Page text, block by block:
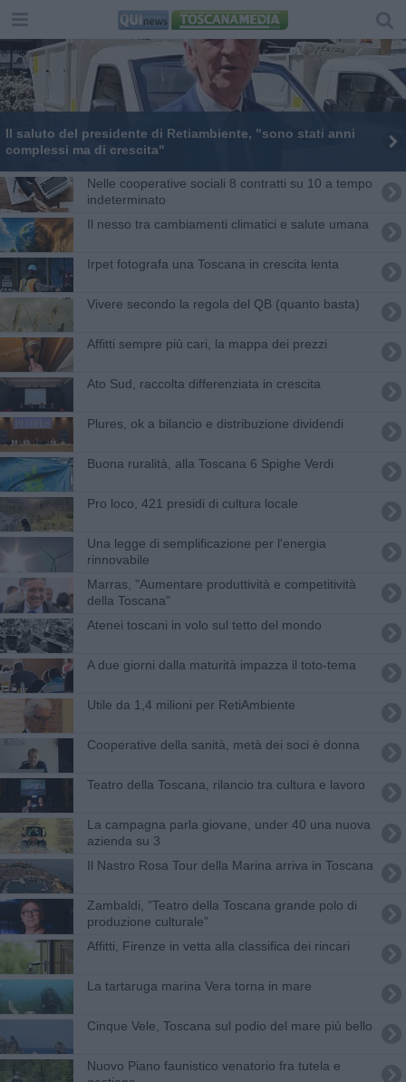
Il saluto del presidente di Retiambiente, "sono stati anni
complessi ma di crescita"
Nelle cooperative sociali 8 contratti su 10 a tempo
indeterminato
Il nesso tra cambiamenti climatici e salute umana
Irpet fotografa una Toscana in crescita lenta
​Vivere secondo la regola del QB (quanto basta)
Affitti sempre più cari, la mappa dei prezzi
Ato Sud, raccolta differenziata in crescita
Plures, ok a bilancio e distribuzione dividendi
Buona ruralità, alla Toscana 6 Spighe Verdi
Pro loco, 421 presidi di cultura locale
Una legge di semplificazione per l'energia
rinnovabile
Marras, "Aumentare produttività e competitività
della Toscana"
Atenei toscani in volo sul tetto del mondo
A due giorni dalla maturità impazza il toto-tema
Utile da 1,4 milioni per RetiAmbiente
Cooperative della sanità, metà dei soci è donna
Teatro della Toscana, rilancio tra cultura e lavoro
La campagna parla giovane, under 40 una nuova
azienda su 3
Il Nastro Rosa Tour della Marina arriva in Toscana
Zambaldi, "Teatro della Toscana grande polo di
produzione culturale"
Affitti, Firenze in vetta alla classifica dei rincari
La tartaruga marina Vera torna in mare
Cinque Vele, Toscana sul podio del mare più bello
Nuovo Piano faunistico venatorio fra tutela e